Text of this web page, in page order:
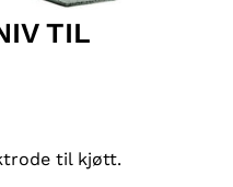
TIL
til kjøtt.